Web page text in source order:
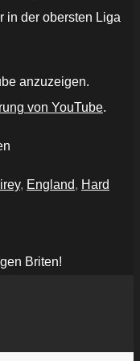
in der obersten Liga
anzuzeigen.
von YouTube.
, England, Hard
Briten!